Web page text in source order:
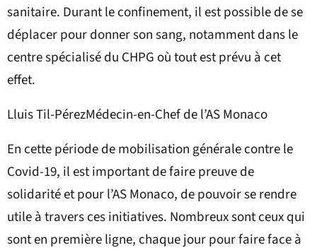
sanitaire. Durant le confinement, il est possible de se
déplacer pour donner son sang, notamment dans le
centre spécialisé du CHPG où tout est prévu à cet
effet.
Lluis Til-PérezMédecin-en-Chef de l’AS Monaco
En cette période de mobilisation générale contre le
Covid-19, il est important de faire preuve de
solidarité et pour l’AS Monaco, de pouvoir se rendre
utile à travers ces initiatives. Nombreux sont ceux qui
sont en première ligne, chaque jour pour faire face à